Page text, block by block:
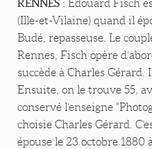
RENNES : Edouard Fisch
(Ille-et-Vilaine) quand il
Budé, repasseuse. Le
Rennes, Fisch opère
succède à Charles Gérard.
Ensuite, on le trouve 55,
conservé l’enseigne
choisie Charles Gérard.
épouse le 23 octobre 1880